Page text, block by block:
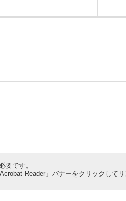
要です。
Reader」バナーをクリックして